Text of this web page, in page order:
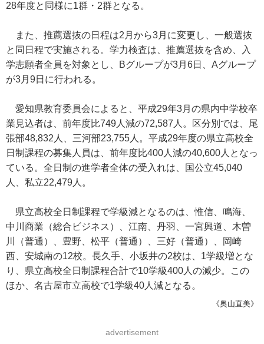
28年度と同様に1群・2群となる。
また、推薦選抜の日程は2月から3月に変更し、一般選抜
と同日程で実施される。学力検査は、推薦選抜を含め、入
学志願者全員を対象とし、Bグループが3月6日、Aグループ
が3月9日に行われる。
愛知県教育委員会によると、平成29年3月の県内中学校卒
業見込者は、前年度比749人減の72,587人。区分別では、尾
張部48,832人、三河部23,755人。平成29年度の県立高校全
日制課程の募集人員は、前年度比400人減の40,600人となっ
ている。全日制の進学者全体の受入れは、国公立45,040
人、私立22,479人。
県立高校全日制課程で学級減となるのは、惟信、鳴海、
中川商業（総合ビジネス）、江南、丹羽、一宮興道、木曽
川（普通）、豊野、松平（普通）、三好（普通）、岡崎
西、安城南の12校。長久手、小坂井の2校は、1学級増とな
り、県立高校全日制課程合計で10学級400人の減少。この
ほか、名古屋市立高校で1学級40人減となる。
《奥山直美》
advertisement